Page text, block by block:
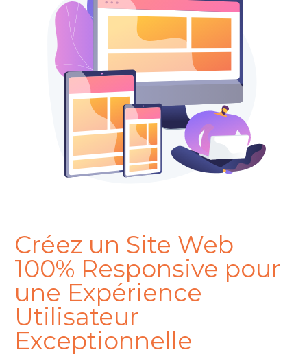
Créez un Site Web
100% Responsive pour
une Expérience
Utilisateur
Exceptionnelle